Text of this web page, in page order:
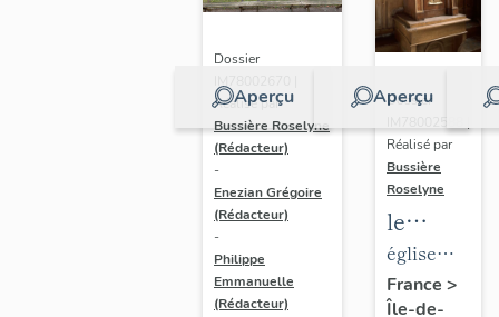
Aperçu
Dossier
IM78002670 |
Réalisé par
Bussière Roselyne
(Rédacteur)
-
Enezian Grégoire
(Rédacteur)
-
Philippe
Emmanuelle
(Rédacteur)
Aperçu
Dossier
Réalisé par
Bussière
Roselyne
le
mobilier
de
église
paroissiale
France >
Île-de-